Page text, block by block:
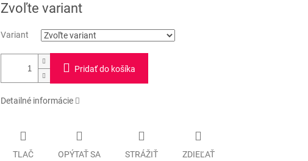
cena:
Zvoľte variant
Variant
Pridať do košíka
Detailné informácie
TLAČ OPÝTAŤ SA STRÁŽIŤ ZDIEĽAŤ